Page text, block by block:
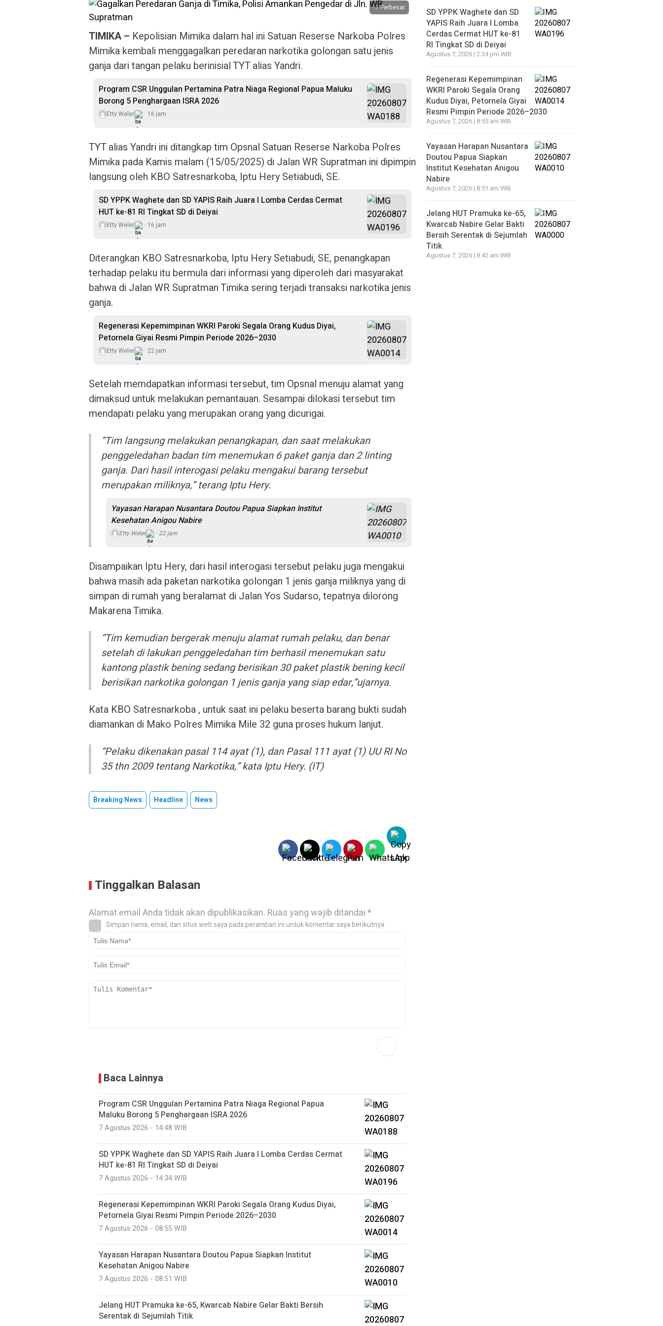
Perbesar
TIMIKA – Kepolisian Mimika dalam hal ini Satuan Reserse Narkoba Polres
Mimika kembali menggagalkan peredaran narkotika golongan satu jenis
ganja dari tangan pelaku berinisial TYT alias Yandri.
Program CSR Unggulan Pertamina Patra Niaga Regional Papua Maluku
Borong 5 Penghargaan ISRA 2026
Etty Weler 16 jam
TYT alias Yandri ini ditangkap tim Opsnal Satuan Reserse Narkoba Polres
Mimika pada Kamis malam (15/05/2025) di Jalan WR Supratman ini dipimpin
langsung oleh KBO Satresnarkoba, Iptu Hery Setiabudi, SE.
SD YPPK Waghete dan SD YAPIS Raih Juara I Lomba Cerdas Cermat
HUT ke-81 RI Tingkat SD di Deiyai
Etty Weler 16 jam
Diterangkan KBO Satresnarkoba, Iptu Hery Setiabudi, SE, penangkapan
terhadap pelaku itu bermula dari informasi yang diperoleh dari masyarakat
bahwa di Jalan WR Supratman Timika sering terjadi transaksi narkotika jenis
ganja.
Regenerasi Kepemimpinan WKRI Paroki Segala Orang Kudus Diyai,
Petornela Giyai Resmi Pimpin Periode 2026–2030
Etty Weler 22 jam
Setelah memdapatkan informasi tersebut, tim Opsnal menuju alamat yang
dimaksud untuk melakukan pemantauan. Sesampai dilokasi tersebut tim
mendapati pelaku yang merupakan orang yang dicurigai.
“Tim langsung melakukan penangkapan, dan saat melakukan
penggeledahan badan tim menemukan 6 paket ganja dan 2 linting
ganja. Dari hasil interogasi pelaku mengakui barang tersebut
merupakan miliknya,” terang Iptu Hery.
Yayasan Harapan Nusantara Doutou Papua Siapkan Institut
Kesehatan Anigou Nabire
Etty Weler 22 jam
Disampaikan Iptu Hery, dari hasil interogasi tersebut pelaku juga mengakui
bahwa masih ada paketan narkotika golongan 1 jenis ganja miliknya yang di
simpan di rumah yang beralamat di Jalan Yos Sudarso, tepatnya dilorong
Makarena Timika.
“Tim kemudian bergerak menuju alamat rumah pelaku, dan benar
setelah di lakukan penggeledahan tim berhasil menemukan satu
kantong plastik bening sedang berisikan 30 paket plastik bening kecil
berisikan narkotika golongan 1 jenis ganja yang siap edar,”ujarnya.
Kata KBO Satresnarkoba , untuk saat ini pelaku beserta barang bukti sudah
diamankan di Mako Polres Mimika Mile 32 guna proses hukum lanjut.
“Pelaku dikenakan pasal 114 ayat (1), dan Pasal 111 ayat (1) UU RI No
35 thn 2009 tentang Narkotika,” kata Iptu Hery. (IT)
Breaking News Headline News
Tinggalkan Balasan
Alamat email Anda tidak akan dipublikasikan. Ruas yang wajib ditandai*
Simpan nama, email, dan situs web saya pada peramban ini untuk komentar saya berikutnya.
Baca Lainnya
Program CSR Unggulan Pertamina Patra Niaga Regional Papua
Maluku Borong 5 Penghargaan ISRA 2026
7 Agustus 2026 - 14:48 WIB
SD YPPK Waghete dan SD YAPIS Raih Juara I Lomba Cerdas Cermat
HUT ke-81 RI Tingkat SD di Deiyai
7 Agustus 2026 - 14:34 WIB
Regenerasi Kepemimpinan WKRI Paroki Segala Orang Kudus Diyai,
Petornela Giyai Resmi Pimpin Periode 2026–2030
7 Agustus 2026 - 08:55 WIB
Yayasan Harapan Nusantara Doutou Papua Siapkan Institut
Kesehatan Anigou Nabire
7 Agustus 2026 - 08:51 WIB
Jelang HUT Pramuka ke-65, Kwarcab Nabire Gelar Bakti Bersih
Serentak di Sejumlah Titik
SD YPPK Waghete dan SD
YAPIS Raih Juara I Lomba
Cerdas Cermat HUT ke-81
RI Tingkat SD di Deiyai
Agustus 7, 2026 | 2:34 pm WIB
Regenerasi Kepemimpinan
WKRI Paroki Segala Orang
Kudus Diyai, Petornela Giyai
Resmi Pimpin Periode 2026–2030
Agustus 7, 2026 | 8:55 am WIB
Yayasan Harapan Nusantara
Doutou Papua Siapkan
Institut Kesehatan Anigou
Nabire
Agustus 7, 2026 | 8:51 am WIB
Jelang HUT Pramuka ke-65,
Kwarcab Nabire Gelar Bakti
Bersih Serentak di Sejumlah
Titik
Agustus 7, 2026 | 8:42 am WIB